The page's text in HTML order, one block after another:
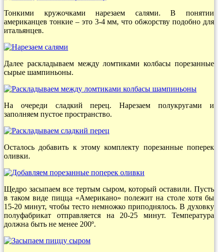
Тонкими кружочками нарезаем салями. В понятии
американцев тонкие – это 3-4 мм, что обжорству подобно для
итальянцев.
Далее раскладываем между ломтиками колбасы порезанные
сырые шампиньоны.
На очереди сладкий перец. Нарезаем полукругами и
заполняем пустое пространство.
Осталось добавить к этому комплекту порезанные поперек
оливки.
Щедро засыпаем все тертым сыром, который оставили. Пусть
в таком виде пицца «Американо» полежит на столе хотя бы
15-20 минут, чтобы тесто немножко приподнялось. В духовку
полуфабрикат отправляется на 20-25 минут. Температура
должна быть не менее 200º.